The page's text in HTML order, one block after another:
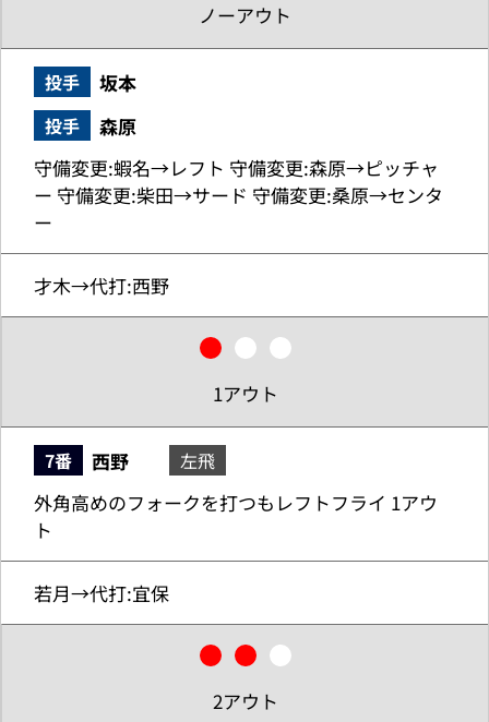
ノーアウト
投手 坂本
投手
森原
守備変更:蝦名→レフト 守備変更:森原→ピッチャ
ー 守備変更:柴田→サード 守備変更:桑原→センタ
ー
才木→代打:西野
1アウト
7番 西野 左飛
外角高めのフォークを打つもレフトフライ 1アウ
ト
若月→代打:宜保
2アウト